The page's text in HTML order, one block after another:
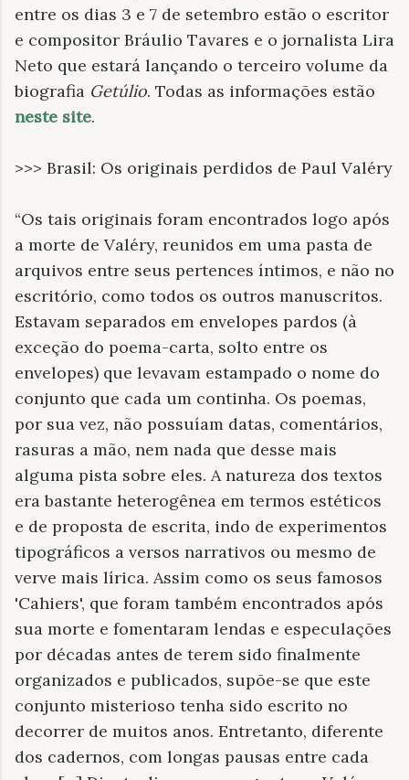
entre os dias 3 e 7 de setembro estão o escritor
e compositor Bráulio Tavares e o jornalista Lira
Neto que estará lançando o terceiro volume da
biografia Getúlio. Todas as informações estão
neste site.
>>> Brasil: Os originais perdidos de Paul Valéry
“Os tais originais foram encontrados logo após
a morte de Valéry, reunidos em uma pasta de
arquivos entre seus pertences íntimos, e não no
escritório, como todos os outros manuscritos.
Estavam separados em envelopes pardos (à
exceção do poema-carta, solto entre os
envelopes) que levavam estampado o nome do
conjunto que cada um continha. Os poemas,
por sua vez, não possuíam datas, comentários,
rasuras a mão, nem nada que desse mais
alguma pista sobre eles. A natureza dos textos
era bastante heterogênea em termos estéticos
e de proposta de escrita, indo de experimentos
tipográficos a versos narrativos ou mesmo de
verve mais lírica. Assim como os seus famosos
'Cahiers', que foram também encontrados após
sua morte e fomentaram lendas e especulações
por décadas antes de terem sido finalmente
organizados e publicados, supõe-se que este
conjunto misterioso tenha sido escrito no
decorrer de muitos anos. Entretanto, diferente
dos cadernos, com longas pausas entre cada